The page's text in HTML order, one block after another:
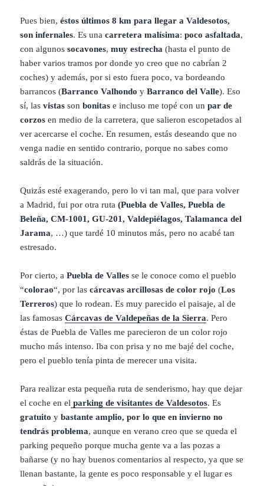
Pues bien,éstos últimos 8 km para llegar a Valdesotos,
son infernales. Es unacarretera malísima:poco asfaltada,
con algunossocavones, muy estrecha(hasta el punto de
haber varios tramos por donde yo creo que no cabrían 2
coches) y además, por si esto fuera poco, va bordeando
barrancos (Barranco ValhondoyBarranco del Valle). Eso
sí, lasvistassonbonitase incluso me topé con unpar de
corzosen medio de la carretera, que salieron escopetados al
ver acercarse el coche. En resumen, estás deseando que no
venga nadie en sentido contrario, porque no sabes como
saldrás de la situación.
Quizás esté exagerando, pero lo vi tan mal, que para volver
a Madrid, fui por otra ruta(Puebla de Valles, Puebla de
Beleña, CM-1001, GU-201, Valdepiélagos, Talamanca del
Jarama, …) que tardé 10 minutos más, pero no acabé tan
estresado.
Por cierto, a Puebla de Valles se le conoce como el pueblo
“colorao“, por lascárcavas arcillosas de color rojo(Los
Terreros) que lo rodean. Es muy parecido el paisaje, al de
las famosasCárcavas de Valdepeñas de la Sierra. Pero
éstas de Puebla de Valles me parecieron de un color rojo
mucho más intenso. Iba con prisa y no me bajé del coche,
pero el pueblo tenía pinta de merecer una visita.
Para realizar esta pequeña ruta de senderismo, hay que dejar
el coche en el parking de visitantes de Valdesotos. Es
gratuitoybastante amplio, por lo que en invierno no
tendrás problema, aunque en verano creo que se queda el
parking pequeño porque mucha gente va a las pozas a
bañarse (y no hay buenos comentarios al respecto, ya que se
llenan bastante, la gente es poco responsable y el lugar es